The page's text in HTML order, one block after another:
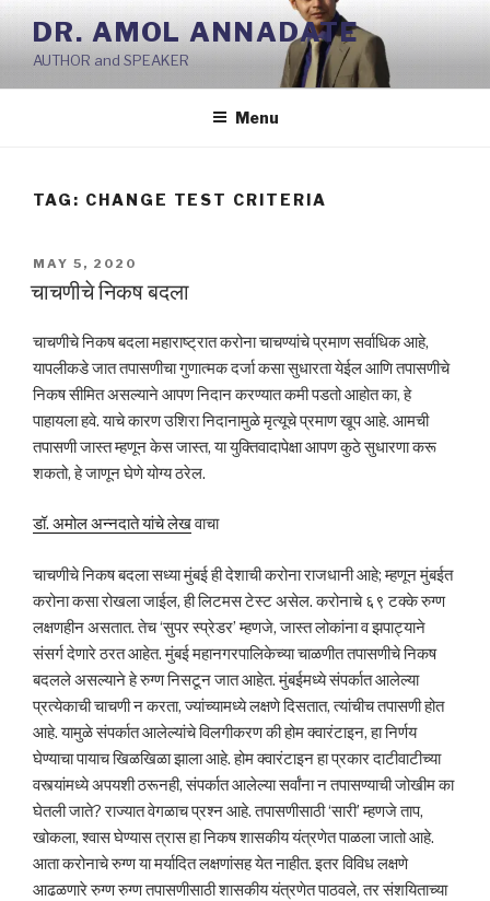
Skip
content
DR. AMOL ANNADATE
AUTHOR and SPEAKER
Menu
TAG: CHANGE TEST CRITERIA
POSTED
ON
MAY 5, 2020
चाचणीचे निकष बदला
चाचणीचे निकष बदला महाराष्ट्रात करोना चाचण्यांचे प्रमाण सर्वाधिक आहे,
यापलीकडे जात तपासणीचा गुणात्मक दर्जा कसा सुधारता येईल आणि तपासणीचे
निकष सीमित असल्याने आपण निदान करण्यात कमी पडतो आहोत का, हे
पाहायला हवे. याचे कारण उशिरा निदानामुळे मृत्यूचे प्रमाण खूप आहे. आमची
तपासणी जास्त म्हणून केस जास्त, या युक्तिवादापेक्षा आपण कुठे सुधारणा करू
शकतो, हे जाणून घेणे योग्य ठरेल.
डॉ. अमोल अन्नदाते यांचे लेखवाचा
चाचणीचे निकष बदला सध्या मुंबई ही देशाची करोना राजधानी आहे; म्हणून मुंबईत
करोना कसा रोखला जाईल, ही लिटमस टेस्ट असेल. करोनाचे ६९ टक्के रुग्ण
लक्षणहीन असतात. तेच ‘सुपर स्प्रेडर’ म्हणजे, जास्त लोकांना व झपाट्याने
संसर्ग देणारे ठरत आहेत. मुंबई महानगरपालिकेच्या चाळणीत तपासणीचे निकष
बदलले असल्याने हे रुग्ण निसटून जात आहेत. मुंबईमध्ये संपर्कात आलेल्या
प्रत्येकाची चाचणी न करता, ज्यांच्यामध्ये लक्षणे दिसतात, त्यांचीच तपासणी होत
आहे. यामुळे संपर्कात आलेल्यांचे विलगीकरण की होम क्वारंटाइन, हा निर्णय
घेण्याचा पायाच खिळखिळा झाला आहे. होम क्वारंटाइन हा प्रकार दाटीवाटीच्या
वस्त्यांमध्ये अपयशी ठरूनही, संपर्कात आलेल्या सर्वांना न तपासण्याची जोखीम का
घेतली जाते? राज्यात वेगळाच प्रश्न आहे. तपासणीसाठी ‘सारी’ म्हणजे ताप,
खोकला, श्वास घेण्यास त्रास हा निकष शासकीय यंत्रणेत पाळला जातो आहे.
आता करोनाचे रुग्ण या मर्यादित लक्षणांसह येत नाहीत. इतर विविध लक्षणे
आढळणारे रुग्ण रुग्ण तपासणीसाठी शासकीय यंत्रणेत पाठवले, तर संशयिताच्या